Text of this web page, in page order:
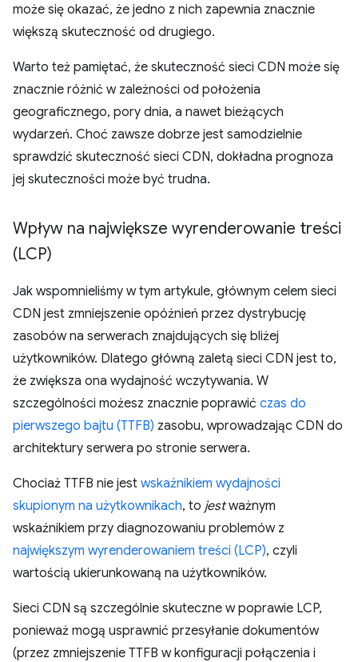
może się okazać, że jedno z nich zapewnia znacznie
większą skuteczność od drugiego.
Warto też pamiętać, że skuteczność sieci CDN może się
znacznie różnić w zależności od położenia
geograficznego, pory dnia, a nawet bieżących
wydarzeń. Choć zawsze dobrze jest samodzielnie
sprawdzić skuteczność sieci CDN, dokładna prognoza
jej skuteczności może być trudna.
Wpływ na największe wyrenderowanie treści
(LCP)
Jak wspomnieliśmy w tym artykule, głównym celem sieci
CDN jest zmniejszenie opóźnień przez dystrybucję
zasobów na serwerach znajdujących się bliżej
użytkowników. Dlatego główną zaletą sieci CDN jest to,
że zwiększa ona wydajność wczytywania. W
szczególności możesz znacznie poprawić czas do
pierwszego bajtu (TTFB) zasobu, wprowadzając CDN do
architektury serwera po stronie serwera.
Chociaż TTFB nie jest wskaźnikiem wydajności
skupionym na użytkownikach, to jestważnym
wskaźnikiem przy diagnozowaniu problemów z
największym wyrenderowaniem treści (LCP), czyli
wartością ukierunkowaną na użytkowników.
Sieci CDN są szczególnie skuteczne w poprawie LCP,
ponieważ mogą usprawnić przesyłanie dokumentów
(przez zmniejszenie TTFB w konfiguracji połączenia i